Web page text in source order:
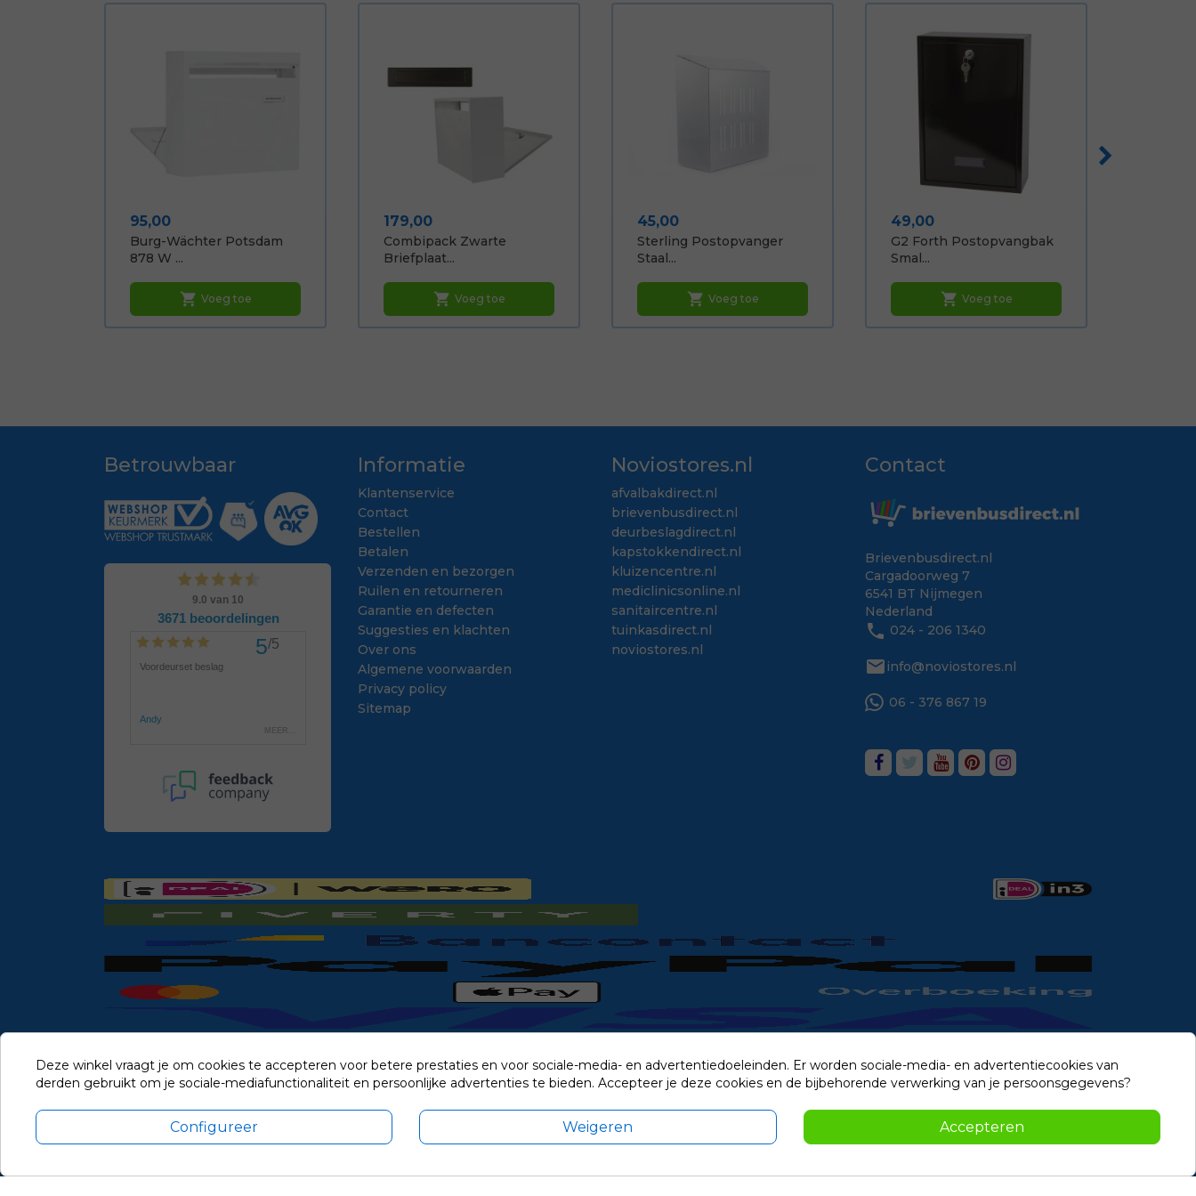
Prijs
95,00
Burg-Wächter Potsdam
878 W ...
shopping_cart Voeg toe
Prijs
179,00
Combipack Zwarte
Briefplaat...
shopping_cart Voeg toe
Prijs
45,00
Sterling Postopvanger
Staal...
shopping_cart Voeg toe
Prijs
49,00
G2 Forth Postopvangbak
Smal...
shopping_cart Voeg toe
Betrouwbaar Informatie
Klantenservice
Contact
Bestellen
Betalen
Verzenden en bezorgen
Ruilen en retourneren
Garantie en defecten
Suggesties en klachten
Over ons
Algemene voorwaarden
Privacy policy
Sitemap
Noviostores.nl
afvalbakdirect.nl
brievenbusdirect.nl
deurbeslagdirect.nl
kapstokkendirect.nl
kluizencentre.nl
mediclinicsonline.nl
sanitaircentre.nl
tuinkasdirect.nl
noviostores.nl
Contact
Brievenbusdirect.nl
Cargadoorweg 7
6541 BT Nijmegen
Nederland
phone 024 - 206 1340
mail info@noviostores.nl
06 - 376 867 19
Alle prijzen zijn in Euro, inclusief BTW en andere heffingen en exclusief eventuele verzendkosten.
© 2014-2026 Noviostores.nl. Alle rechten voorbehouden.
Deze winkel vraagt je om cookies te accepteren voor betere prestaties en voor sociale-media- en advertentiedoeleinden. Er worden sociale-media- en advertentiecookies van
derden gebruikt om je sociale-mediafunctionaliteit en persoonlijke advertenties te bieden. Accepteer je deze cookies en de bijbehorende verwerking van je persoonsgegevens?
Configureer Weigeren Accepteren